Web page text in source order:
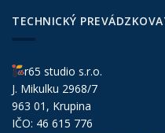
TECHNICKÝ
r65 studio s.r.o.
J. Mikulku 2968/7
963 01, Krupina
IČO: 46 615 776